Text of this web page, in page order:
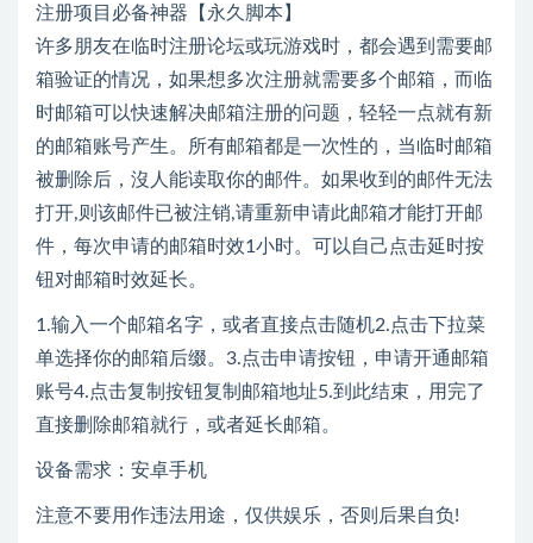
许多朋友在临时注册论坛或玩游戏时，都会遇到需要邮
箱验证的情况，如果想多次注册就需要多个邮箱，而临
时邮箱可以快速解决邮箱注册的问题，轻轻一点就有新
的邮箱账号产生。所有邮箱都是一次性的，当临时邮箱
被删除后，沒人能读取你的邮件。如果收到的邮件无法
打开,则该邮件已被注销,请重新申请此邮箱才能打开邮
件，每次申请的邮箱时效1小时。可以自己点击延时按
钮对邮箱时效延长。
1.输入一个邮箱名字，或者直接点击随机2.点击下拉菜
单选择你的邮箱后缀。3.点击申请按钮，申请开通邮箱
账号4.点击复制按钮复制邮箱地址5.到此结束，用完了
直接删除邮箱就行，或者延长邮箱。
设备需求：安卓手机
注意不要用作违法用途，仅供娱乐，否则后果自负!